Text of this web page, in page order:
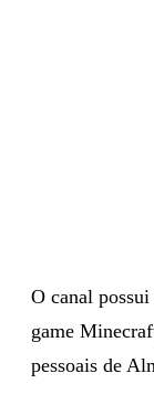
O canal
game
pessoais de